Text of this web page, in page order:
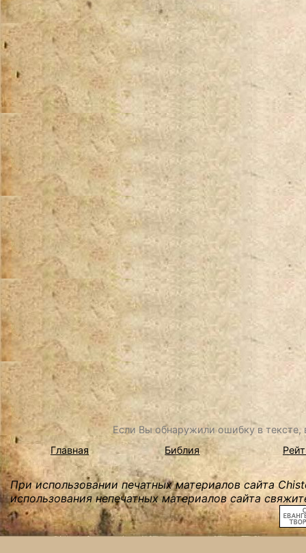
Если Вы обнаружили ошибку в
Главная
Библия
При использовании печатных материалов сайта
использования непечатных материалов сайта